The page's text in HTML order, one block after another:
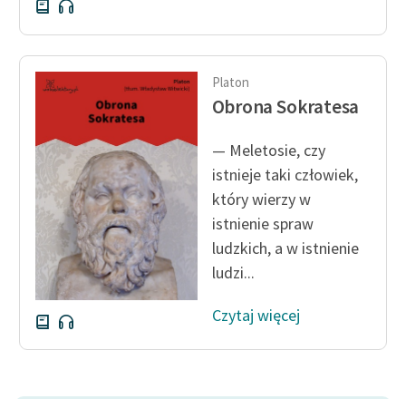
Materiały promocyjne
Polityka prywatności
Regulamin biblioteki
Dane fundacji i
sprawozdania finansowe
Regulamin darowizn
Informacja o treściach
wrażliwych
Deklaracja dostępności
Platon
Obrona Sokratesa
— Meletosie, czy
istnieje taki człowiek,
który wierzy w
istnienie spraw
ludzkich, a w istnienie
ludzi...
Czytaj więcej